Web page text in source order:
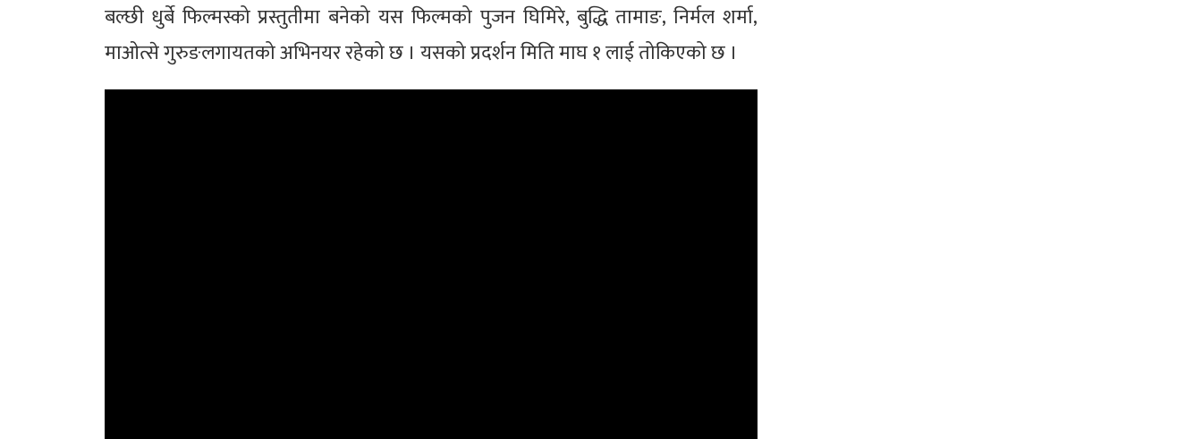
बल्छी धुर्बे फिल्मस्को प्रस्तुतीमा बनेको यस फिल्मको पुजन घिमिरे, बुद्धि तामाङ, निर्मल शर्मा,
माओत्से गुरुङलगायतको अभिनयर रहेको छ । यसको प्रदर्शन मिति माघ १ लाई तोकिएको छ ।